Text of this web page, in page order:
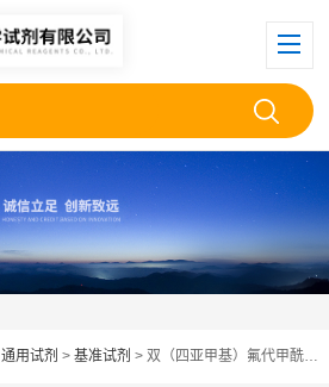
通用试剂 > 基准试剂 > 双（四亚甲基）氟代甲酰胺六氟磷酸，90%